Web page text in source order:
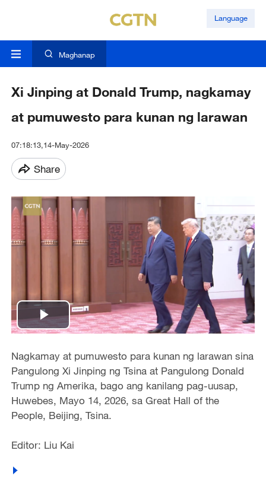
Language
Maghanap
Xi Jinping at Donald Trump, nagkamay
at pumuwesto para kunan ng larawan
07:18:13,14-May-2026
Share
Play
Video
Nagkamay at pumuwesto para kunan ng larawan sina
Pangulong Xi Jinping ng Tsina at Pangulong Donald
Trump ng Amerika, bago ang kanilang pag-uusap,
Huwebes, Mayo 14, 2026, sa Great Hall of the
People, Beijing, Tsina.
Editor: Liu Kai